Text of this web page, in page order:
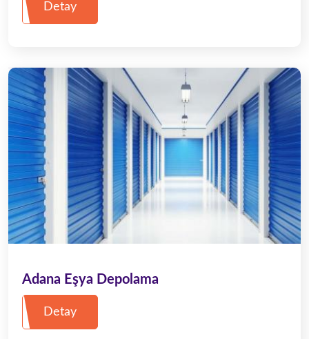
Detay
Adana Eşya Depolama
Detay